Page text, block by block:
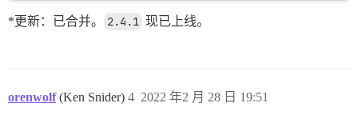
*更新：已合并。 2.4.1 现已上线。
orenwolf (Ken Snider) 2022 年2 月 28 日 19:51
4